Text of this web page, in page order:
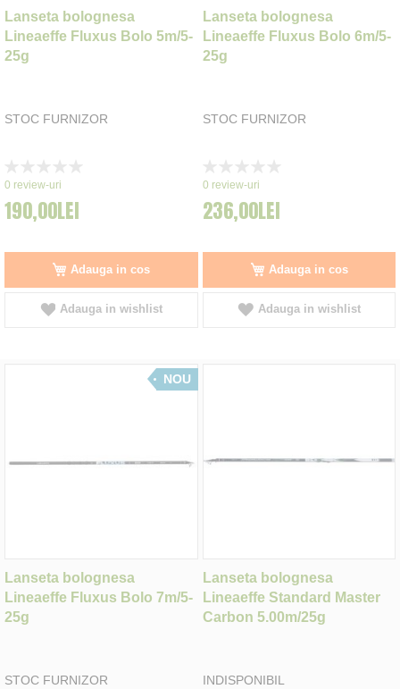
Lanseta bolognesa
Lineaeffe Fluxus Bolo 5m/5-
25g
STOC FURNIZOR
0%
0 review-uri
190,00LEI
Adauga in cos
Adauga in wishlist
Lanseta bolognesa
Lineaeffe Fluxus Bolo 6m/5-
25g
STOC FURNIZOR
0%
0 review-uri
236,00LEI
Adauga in cos
Adauga in wishlist
NOU
Lanseta bolognesa
Lineaeffe Fluxus Bolo 7m/5-
25g
STOC FURNIZOR
Lanseta bolognesa
Lineaeffe Standard Master
Carbon 5.00m/25g
INDISPONIBIL